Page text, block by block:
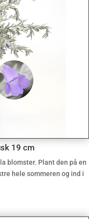
19 cm
blomster. Plant den på en
hele sommeren og ind i